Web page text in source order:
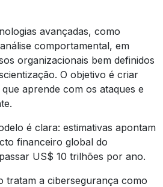
avançadas, como
comportamental, em
organizacionais bem definidos
O objetivo é criar
aprende com os ataques e
é clara: estimativas apontam
financeiro global do
US$ 10 trilhões por ano.
tratam a cibersegurança como